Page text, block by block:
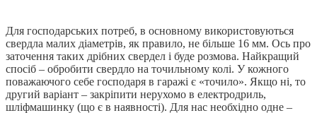
Для господарських потреб, в основному використовуються
свердла малих діаметрів, як правило, не більше 16 мм. Ось про
заточення таких дрібних свердел і буде розмова. Найкращий
спосіб – обробити свердло на точильному колі. У кожного
поважаючого себе господаря в гаражі є «точило». Якщо ні, то
другий варіант – закріпити нерухомо в електродриль,
шліфмашинку (що є в наявності). Для нас необхідно одне –